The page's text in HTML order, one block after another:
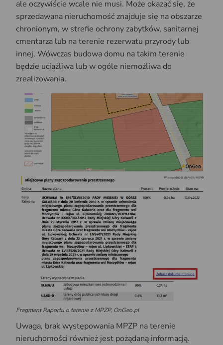
ale oczywiście wcale nie musi. Może okazać się, że
sprzedawana nieruchomość znajduje się na obszarze
chronionym, w strefie ochrony zabytków, sanitarnej
cmentarza lub na terenie rezerwatu przyrody lub
innej. Wówczas budowa domu na takim terenie
będzie uciążliwa lub w ogóle niemożliwa do
zrealizowania.
Fragment Raportu o terenie z MPZP, OnGeo.pl
Uwaga, brak występowania MPZP na terenie
nieruchomości również jest pożądaną informacją.